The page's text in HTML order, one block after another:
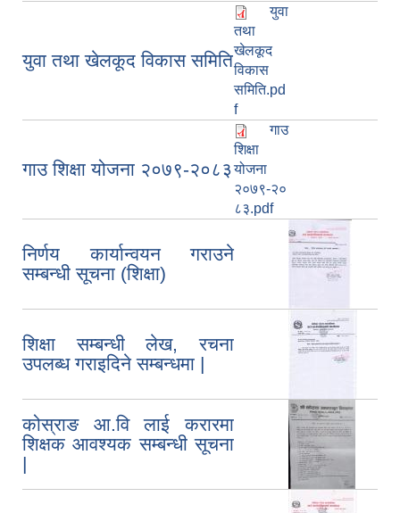
युवा तथा खेलकूद विकास समिति
युवा
तथा
खेलकूद
विकास
समिति.pd
f
गाउ शिक्षा योजना २०७९-२०८३
गाउ
शिक्षा
योजना
२०७९-२०
८३.pdf
निर्णय कार्यान्वयन गराउने
सम्बन्धी सूचना (शिक्षा)
शिक्षा सम्बन्धी लेख, रचना
उपलब्ध गराइदिने सम्बन्धमा |
कोस्राङ आ.वि लाई करारमा
शिक्षक आवश्यक सम्बन्धी सूचना
|